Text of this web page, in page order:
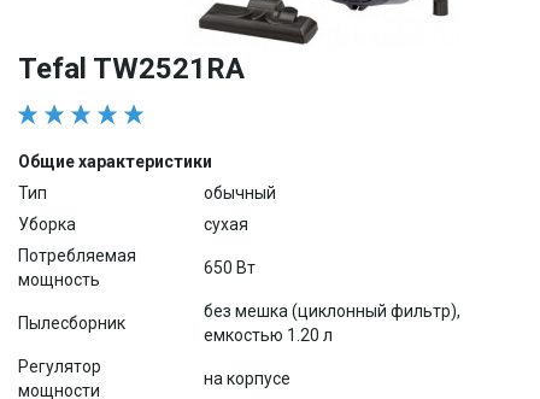
Tefal TW2521RA
Общие характеристики
Тип
обычный
Уборка
сухая
Потребляемая
мощность
650 Вт
Пылесборник
без мешка (циклонный фильтр),
емкостью 1.20 л
Регулятор
мощности
на корпусе